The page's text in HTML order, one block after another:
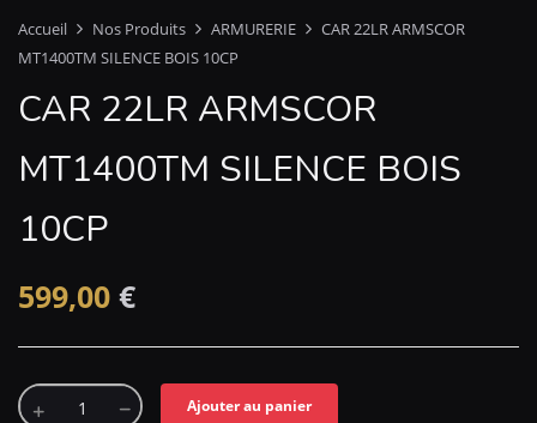
Accueil Nos Produits ARMURERIE
CAR 22LR ARMSCOR
MT1400TM SILENCE BOIS 10CP
CAR 22LR ARMSCOR
MT1400TM SILENCE BOIS
10CP
599,00 €
Ajouter au panier